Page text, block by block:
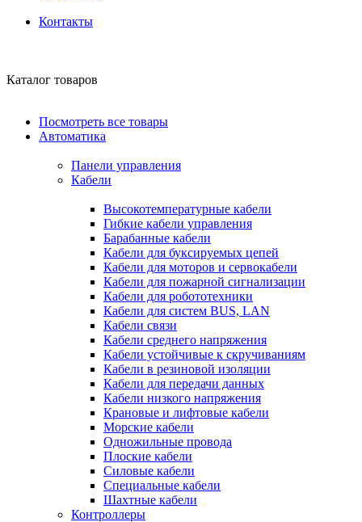
Контакты
Каталог товаров
Посмотреть все товары
Автоматика
Панели управления
Кабели
Высокотемпературные кабели
Гибкие кабели управления
Барабанные кабели
Кабели для буксируемых цепей
Кабели для моторов и сервокабели
Кабели для пожарной сигнализации
Кабели для робототехники
Кабели для систем BUS, LAN
Кабели связи
Кабели среднего напряжения
Кабели устойчивые к скручиваниям
Кабели в резиновой изоляции
Кабели для передачи данных
Кабели низкого напряжения
Крановые и лифтовые кабели
Морские кабели
Одножильные провода
Плоские кабели
Силовые кабели
Специальные кабели
Шахтные кабели
Контроллеры